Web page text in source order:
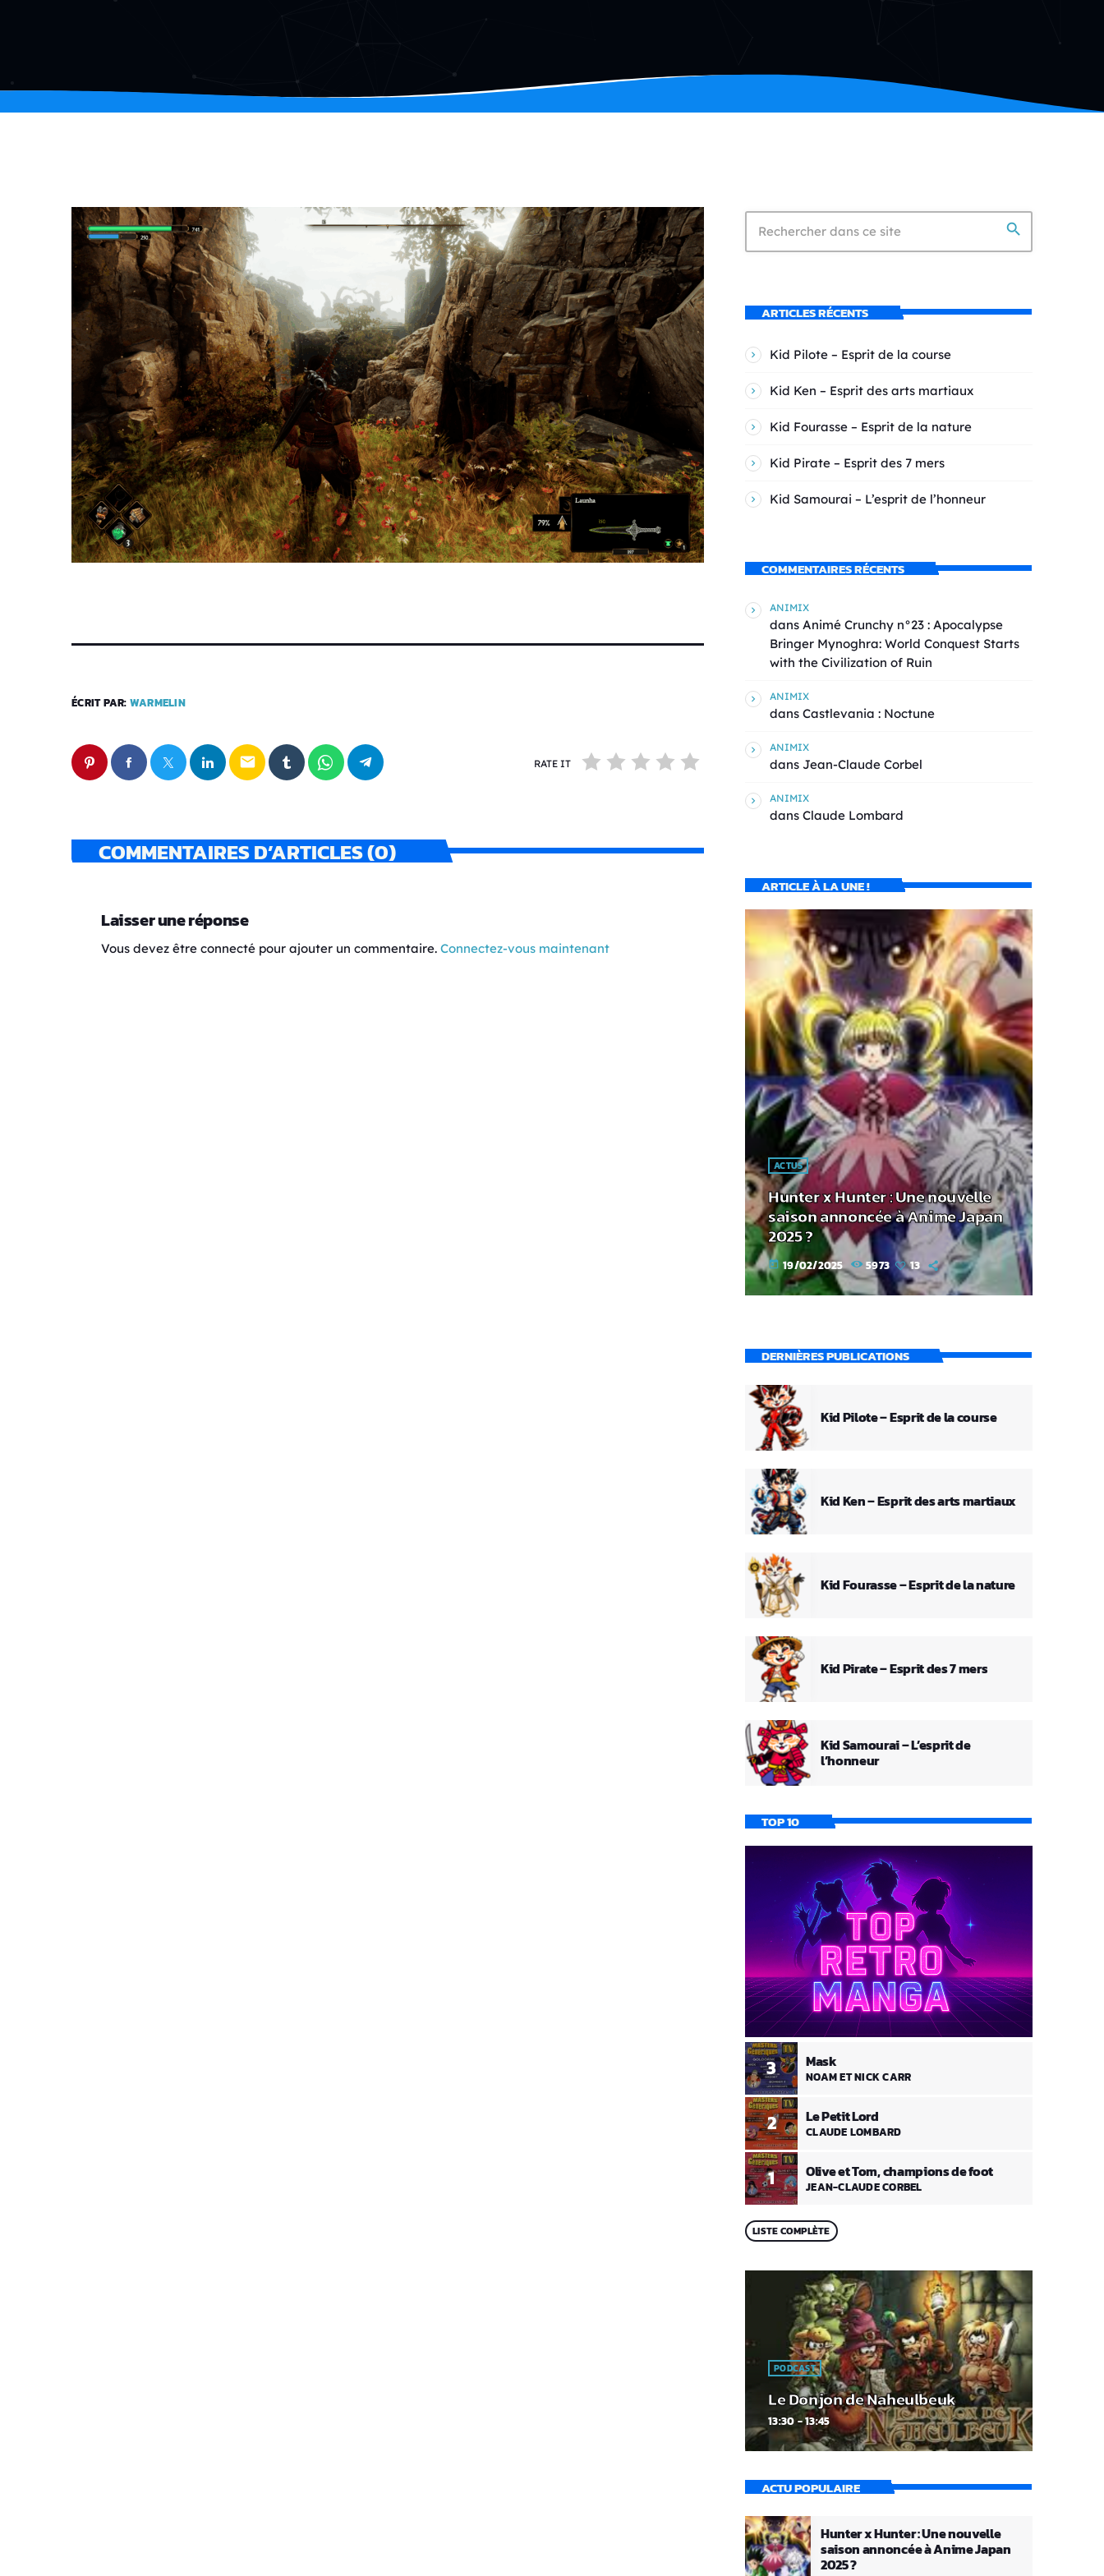
ÉCRIT PAR: WARMELIN
email RATE IT
COMMENTAIRES D’ARTICLES (0)
Laisser une réponse
Vous devez être connecté pour ajouter un commentaire. Connectez-vous maintenant
search
ARTICLES RÉCENTS
Kid Pilote – Esprit de la course
Kid Ken – Esprit des arts martiaux
Kid Fourasse – Esprit de la nature
Kid Pirate – Esprit des 7 mers
Kid Samourai – L’esprit de l’honneur
COMMENTAIRES RÉCENTS
ANIMIX
dans Animé Crunchy n°23 : Apocalypse
Bringer Mynoghra: World Conquest Starts
with the Civilization of Ruin
ANIMIX
dans Castlevania : Noctune
ANIMIX
dans Jean-Claude Corbel
ANIMIX
dans Claude Lombard
ARTICLE À LA UNE !
ACTUS
Hunter x Hunter : Une nouvelle
saison annoncée à Anime Japan
2025 ?
today 19/02/2025 5973 13
DERNIÈRES PUBLICATIONS
Kid Pilote – Esprit de la course
Kid Ken – Esprit des arts martiaux
Kid Fourasse – Esprit de la nature
Kid Pirate – Esprit des 7 mers
Kid Samourai – L’esprit de
l’honneur
TOP 10
1 Olive et Tom, champions de foot
JEAN-CLAUDE CORBEL
2 Le Petit Lord
CLAUDE LOMBARD
3 Mask
NOAM ET NICK CARR
LISTE COMPLÈTE
PODCAST
Le Donjon de Naheulbeuk
13:30 - 13:45
ACTU POPULAIRE
Hunter x Hunter : Une nouvelle
saison annoncée à Anime Japan
2025 ?